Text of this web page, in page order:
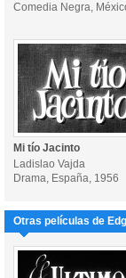
Comedia Negra,
Mi tío Jacinto
Ladislao Vajda
Drama, España, 1956
Otras películas de